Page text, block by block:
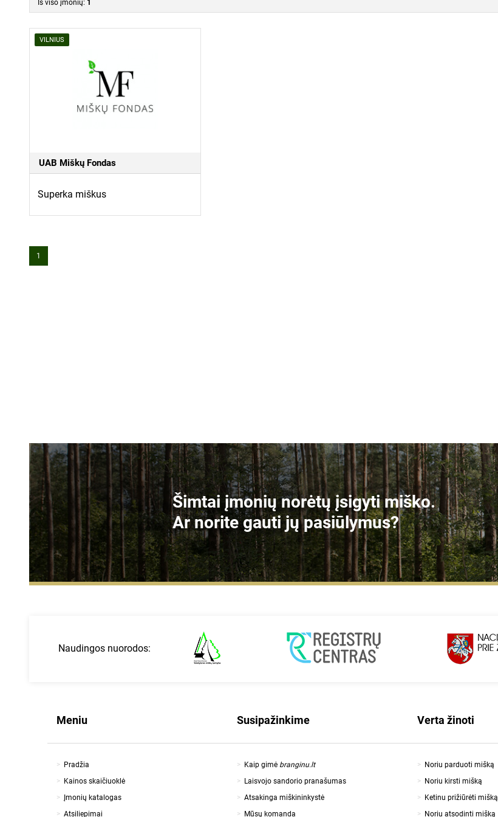
Iš viso įmonių: 1
UAB Miškų Fondas
Superka miškus
VILNIUS
1
Šimtai įmonių norėtų įsigyti miško.
Ar norite gauti jų pasiūlymus?
Naudingos nuorodos:
Meniu
Pradžia
Kainos skaičiuoklė
Įmonių katalogas
Atsiliepimai
Susipažinkime
Kaip gimė branginu.lt
Laisvojo sandorio pranašumas
Atsakinga miškininkystė
Mūsų komanda
Verta žinoti
Noriu parduoti mišką
Noriu kirsti mišką
Ketinu prižiūrėti mišką
Noriu atsodinti mišką
Susipažinau ir sutinku suBranginu.lt taisyklėmis,